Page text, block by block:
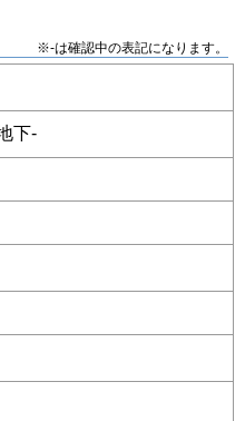
※-は確認中の表記になります。
下-